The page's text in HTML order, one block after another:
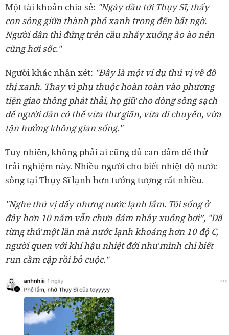
Một tài khoản chia sẻ: "Ngày đầu tới Thụy Sĩ, thấy
con sông giữa thành phố xanh trong đến bất ngờ.
Người dân thì đứng trên cầu nhảy xuống ào ào nên
cũng hơi sốc."
Người khác nhận xét: "Đây là một ví dụ thú vị về đô
thị xanh. Thay vì phụ thuộc hoàn toàn vào phương
tiện giao thông phát thải, họ giữ cho dòng sông sạch
để người dân có thể vừa thư giãn, vừa di chuyển, vừa
tận hưởng không gian sống."
Tuy nhiên, không phải ai cũng đủ can đảm để thử
trải nghiệm này. Nhiều người cho biết nhiệt độ nước
sông tại Thụy Sĩ lạnh hơn tưởng tượng rất nhiều.
"Nghe thú vị đấy nhưng nước lạnh lắm. Tôi sống ở
đây hơn 10 năm vẫn chưa dám nhảy xuống bơi”, "Đã
từng thử một lần mà nước lạnh khoảng hơn 10 độ C,
người quen với khí hậu nhiệt đới như mình chỉ biết
run cầm cập rồi bỏ cuộc."